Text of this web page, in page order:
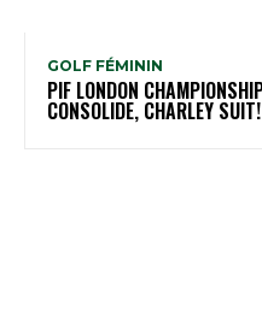
GOLF FÉMININ
PIF LONDON
CONSOLIDE, CHARLEY SUIT!